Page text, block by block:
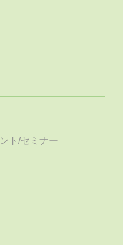
ト/セミナー